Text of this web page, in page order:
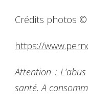
Crédits photos
https://
Attention :
santé. A